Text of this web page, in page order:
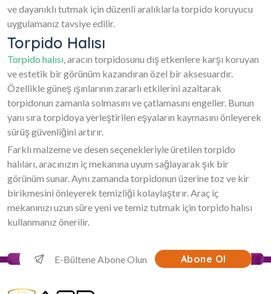
ve dayanıklı tutmak için düzenli aralıklarla torpido koruyucu
uygulamanız tavsiye edilir.
Torpido Halısı
Torpido halısı, aracın torpidosunu dış etkenlere karşı koruyan
ve estetik bir görünüm kazandıran özel bir aksesuardır.
Özellikle güneş ışınlarının zararlı etkilerini azaltarak
torpidonun zamanla solmasını ve çatlamasını engeller. Bunun
yanı sıra torpidoya yerleştirilen eşyaların kaymasını önleyerek
sürüş güvenliğini artırır.
Farklı malzeme ve desen seçenekleriyle üretilen torpido
halıları, aracınızın iç mekanına uyum sağlayarak şık bir
görünüm sunar. Aynı zamanda torpidonun üzerine toz ve kir
birikmesini önleyerek temizliği kolaylaştırır. Araç iç
mekanınızı uzun süre yeni ve temiz tutmak için torpido halısı
kullanmanız önerilir.
Abone Ol